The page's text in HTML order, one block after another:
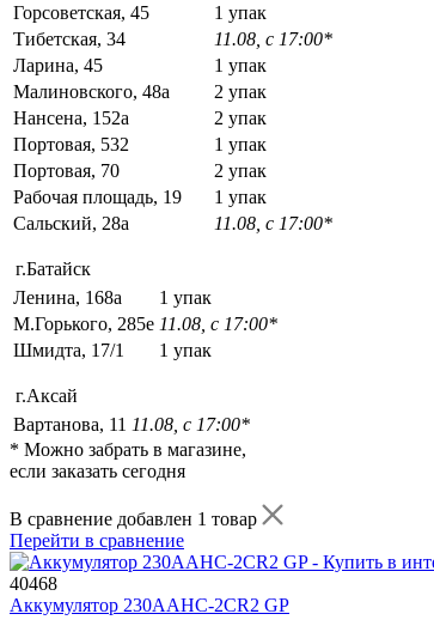
Горсоветская, 45
1 упак
Тибетская, 34
11.08, с 17:00*
Ларина, 45
1 упак
Малиновского, 48а
2 упак
Нансена, 152а
2 упак
Портовая, 532
1 упак
Портовая, 70
2 упак
Рабочая площадь, 19
1 упак
Сальский, 28a
11.08, с 17:00*
г.Батайск
Ленина, 168а
1 упак
М.Горького, 285е 11.08, с 17:00*
Шмидта, 17/1
1 упак
г.Аксай
Вартанова, 11 11.08, с 17:00*
* Можно забрать в магазине,
если заказать сегодня
В сравнение добавлен 1 товар
Перейти в сравнение
40468
Аккумулятор 230AAHC-2CR2 GP